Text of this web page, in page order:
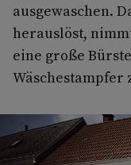
ausgewaschen.
herauslöst,
eine große
Wäschestampfer